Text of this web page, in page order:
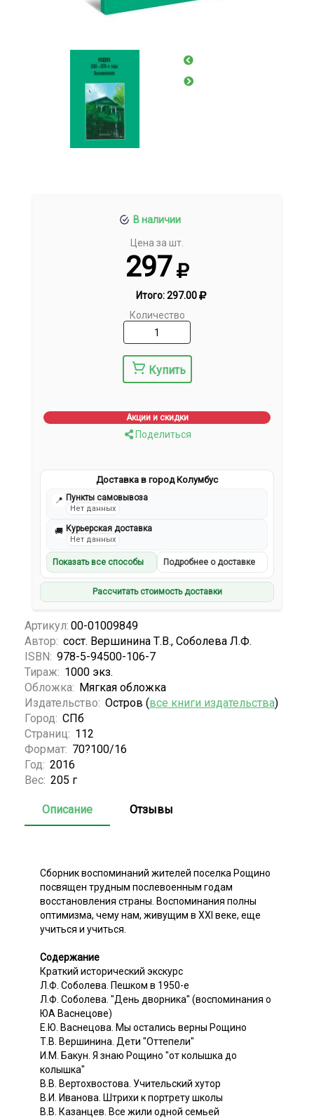
В наличии
Цена за шт.
297
Итого:297.00
Количество
Купить
Акции и скидки
Поделиться
Доставка в город Колумбус
📍 Пункты самовывоза
Нет данных
🚚 Курьерская доставка
Нет данных
Показать все способы Подробнее о доставке
Рассчитать стоимость доставки
Артикул: 00-01009849
Автор: сост. Вершинина Т.В., Соболева Л.Ф.
ISBN: 978-5-94500-106-7
Тираж: 1000 экз.
Обложка: Мягкая обложка
Издательство: Остров (все книги издательства)
Город: СПб
Страниц: 112
Формат: 70?100/16
Год: 2016
Вес: 205 г
Описание Отзывы
Сборник воспоминаний жителей поселка Рощино
посвящен трудным послевоенным годам
восстановления страны. Воспоминания полны
оптимизма, чему нам, живущим в XXI веке, еще
учиться и учиться.
Содержание
Краткий исторический экскурс
Л.Ф. Соболева. Пешком в 1950-е
Л.Ф. Соболева. "День дворника" (воспоминания о
ЮА Васнецове)
Е.Ю. Васнецова. Мы остались верны Рощино
Т.В. Вершинина. Дети "Оттепели"
И.М. Бакун. Я знаю Рощино "от колышка до
колышка"
В.В. Вертохвостова. Учительский хутор
В.И. Иванова. Штрихи к портрету школы
В.В. Казанцев. Все жили одной семьей